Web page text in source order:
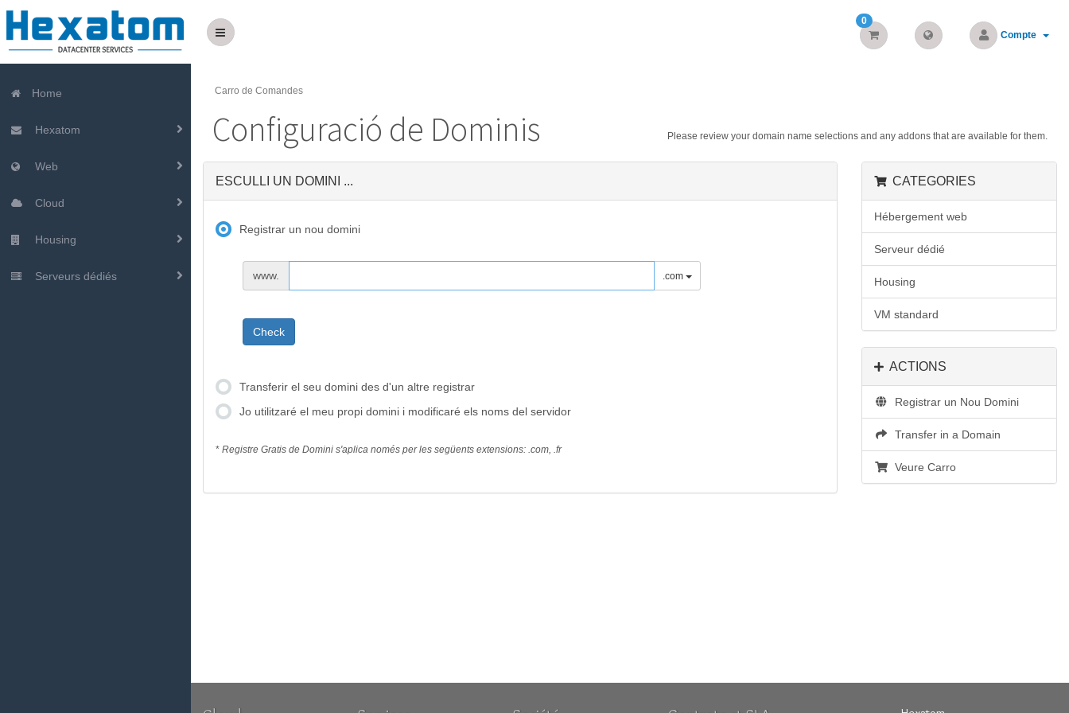
0
Compte
Home
Hexatom
Web
Cloud
Housing
Serveurs dédiés
Carro de Comandes
Configuració de Dominis Please review your domain name selections and any addons that are available for them.
ESCULLI UN DOMINI ...
Registrar un nou domini
www. .com
Check
Transferir el seu domini des d'un altre registrar
Jo utilitzaré el meu propi domini i modificaré els noms del servidor
* Registre Gratis de Domini s'aplica només per les següents extensions: .com, .fr
CATEGORIES
Hébergement web
Serveur dédié
Housing
VM standard
ACTIONS
Registrar un Nou Domini
Transfer in a Domain
Veure Carro